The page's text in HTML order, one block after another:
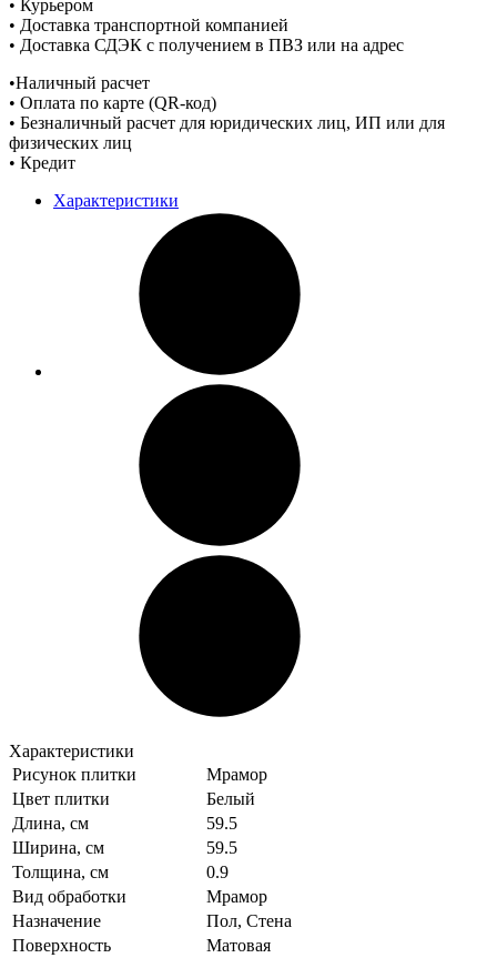
• Курьером
• Доставка транспортной компанией
• Доставка СДЭК с получением в ПВЗ или на адрес
•Наличный расчет
• Оплата по карте (QR-код)
• Безналичный расчет для юридических лиц, ИП или для
физических лиц
• Кредит
Характеристики
Характеристики
Рисунок плитки
Мрамор
Цвет плитки
Белый
Длина, см
59.5
Ширина, см
59.5
Толщина, см
0.9
Вид обработки
Мрамор
Назначение
Пол, Стена
Поверхность
Матовая